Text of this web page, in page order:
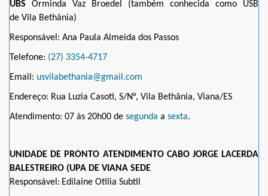
UBS Orminda Vaz Broedel (também conhecida como USB
de Vila Bethânia)
Responsável: Ana Paula Almeida dos Passos
Telefone: (27) 3354-4717
Email: usvilabethania@gmail.com
Endereço: Rua Luzia Casoti, S/N°, Vila Bethânia, Viana/ES
Atendimento: 07 às 20h00 de segunda a sexta.
UNIDADE DE PRONTO ATENDIMENTO CABO JORGE LACERDA
BALESTREIRO (UPA DE VIANA SEDE
Responsável: Edilaine Otilia Subtil